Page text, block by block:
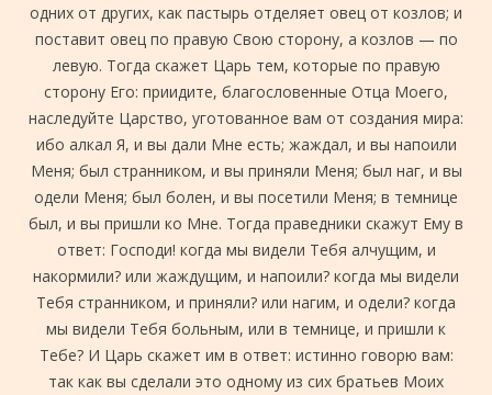
одних от других, как пастырь отделяет овец от козлов; и
поставит овец по правую Свою сторону, а козлов — по
левую. Тогда скажет Царь тем, которые по правую
сторону Его: приидите, благословенные Отца Моего,
наследуйте Царство, уготованное вам от создания мира:
ибо алкал Я, и вы дали Мне есть; жаждал, и вы напоили
Меня; был странником, и вы приняли Меня; был наг, и вы
одели Меня; был болен, и вы посетили Меня; в темнице
был, и вы пришли ко Мне. Тогда праведники скажут Ему в
ответ: Господи! когда мы видели Тебя алчущим, и
накормили? или жаждущим, и напоили? когда мы видели
Тебя странником, и приняли? или нагим, и одели? когда
мы видели Тебя больным, или в темнице, и пришли к
Тебе? И Царь скажет им в ответ: истинно говорю вам:
так как вы сделали это одному из сих братьев Моих